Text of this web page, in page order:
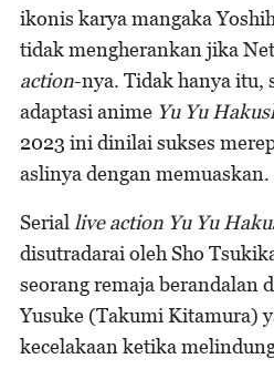
ikonis karya mangaka
tidak mengherankan jika
action-nya. Tidak hanya itu,
adaptasi anime Yu Yu
2023 ini dinilai sukses
aslinya dengan memuaskan.
Serial live action Yu Yu
disutradarai oleh Sho
seorang remaja berandalan
Yusuke (Takumi Kitamura)
kecelakaan ketika